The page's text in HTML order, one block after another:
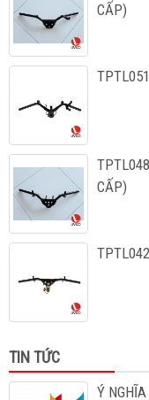
CẤP)
CẤP)
TIN TỨC
Ý